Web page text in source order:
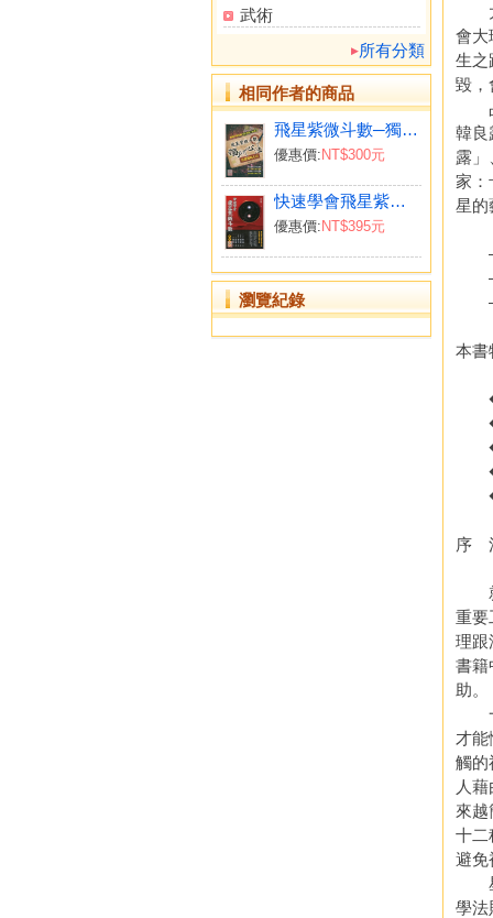
武術
所有分類
相同作者的商品
飛星紫微斗數─獨門心法
優惠價: NT$300元
快速學會飛星紫微斗數
優惠價: NT$395元
瀏覽紀錄
太
會大
生之
毀，
占
韓良
露
家：
星的
「
——
——
——
本書
◆
◆
◆
◆
◆
序
就
重要
理跟
書籍
助。
一
才
觸的
人
來
十二
避免
星
學法